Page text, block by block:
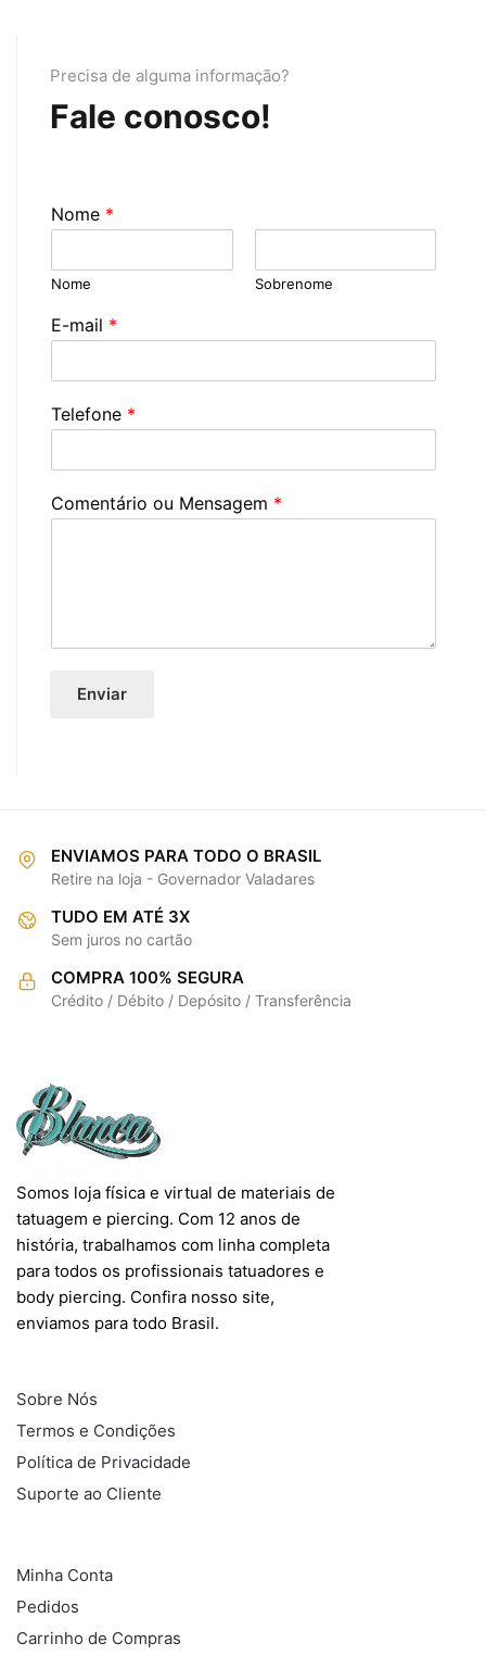
Precisa de alguma informação?
Fale conosco!
Nome *
Nome Sobrenome
E-mail *
Telefone *
Comentário ou Mensagem *
Enviar
ENVIAMOS PARA TODO O BRASIL
Retire na loja - Governador Valadares
TUDO EM ATÉ 3X
Sem juros no cartão
COMPRA 100% SEGURA
Crédito / Débito / Depósito / Transferência
Somos loja física e virtual de materiais de
tatuagem e piercing. Com 12 anos de
história, trabalhamos com linha completa
para todos os profissionais tatuadores e
body piercing. Confira nosso site,
enviamos para todo Brasil.
Sobre Nós
Termos e Condições
Política de Privacidade
Suporte ao Cliente
Minha Conta
Pedidos
Carrinho de Compras